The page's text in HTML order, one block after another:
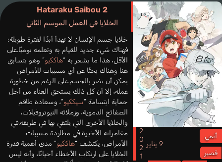
Hataraku Saibou 2
الخلايا في العمل الموسم الثاني
أنمي
قصير
9 يناير 2021
خلايا جسم الإنسان لا تهدأ أبدًا لفترة طويلة؛
فهناك شيء جديد للقيام به وتعلمه يوميًا.على
الأقل، هذا ما يشعر به “هاككيو” وهو يتسابق
هنا وهناك بحثًا عن أي مسببات للأمراض
يمكن أن تضر بالجسم.على الرغم من خطورة
عمله، إلا أن كل ذلك يستحق العناء من أجل
حماية ابتسامة “سيككيو“، وسعادة طاقم
الصفائح الدموية، وزملائه النيوتروفيلات،
والخلايا الأخرى التي يلتقي بها في طريقه.في
مغامراته الأخيرة في مطاردة مسببات
الأمراض، يكتشف “هاككيو” مدى أهمية قدرة
الخلايا على ارتكاب الأخطاء أحيانًا، وأنه ليس